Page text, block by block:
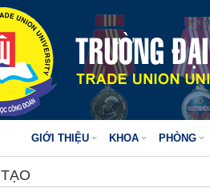
GIỚI THIỆU KHOA PHÒNG